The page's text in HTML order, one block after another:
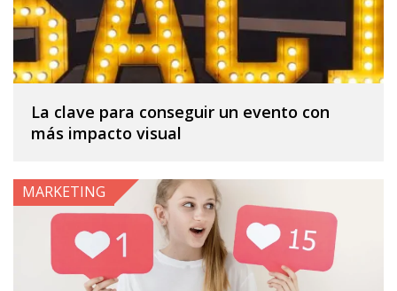
La clave para conseguir un evento con
más impacto visual
MARKETING